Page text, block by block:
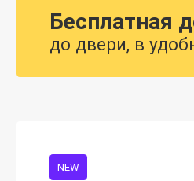
NEW
Бесплатная
до двери, в